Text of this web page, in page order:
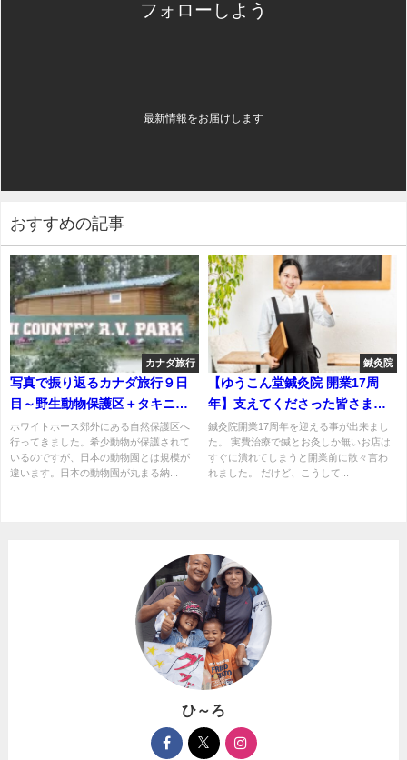
フォローしよう
最新情報をお届けします
おすすめの記事
カナダ旅行
写真で振り返るカナダ旅行９日
目～野生動物保護区＋タキニ温
泉
ホワイトホース郊外にある自然保護区へ
行ってきました。希少動物が保護されて
いるのですが、日本の動物園とは規模が
違います。日本の動物園が丸まる納...
鍼灸院
【ゆうこん堂鍼灸院 開業17周
年】支えてくださった皆さまへ
感謝の一日
鍼灸院開業17周年を迎える事が出来まし
た。 実費治療で鍼とお灸しか無いお店は
すぐに潰れてしまうと開業前に散々言わ
れました。 だけど、こうして...
ひ～ろ